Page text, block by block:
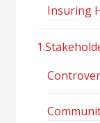
Insuring